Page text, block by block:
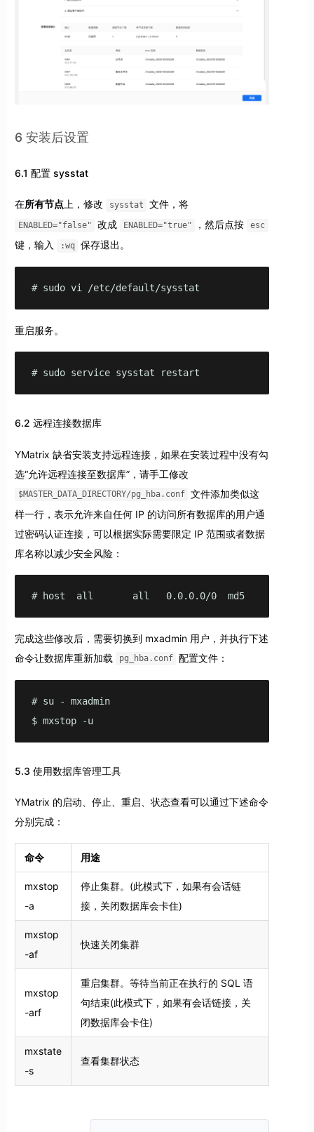
6 安装后设置
6.1 配置 sysstat
在所有节点上，修改 sysstat 文件，将
ENABLED="false" 改成 ENABLED="true" ，然后点按 esc
键，输入 :wq 保存退出。
# sudo vi /etc/default/sysstat
重启服务。
# sudo service sysstat restart
6.2 远程连接数据库
YMatrix 缺省安装支持远程连接，如果在安装过程中没有勾
选“允许远程连接至数据库”，请手工修改
$MASTER_DATA_DIRECTORY/pg_hba.conf
文件添加类似这
样一行，表示允许来自任何 IP 的访问所有数据库的用户通
过密码认证连接，可以根据实际需要限定 IP 范围或者数据
库名称以减少安全风险：
# host  all       all   0.0.0.0/0  md5
完成这些修改后，需要切换到 mxadmin 用户，并执行下述
命令让数据库重新加载
pg_hba.conf 配置文件：
# su - mxadmin
$ mxstop -u
5.3 使用数据库管理工具
YMatrix 的启动、停止、重启、状态查看可以通过下述命令
分别完成：
命令 用途
mxstop
-a
停止集群。(此模式下，如果有会话链
接，关闭数据库会卡住)
mxstop
-af
快速关闭集群
mxstop
-arf
重启集群。等待当前正在执行的 SQL 语
句结束(此模式下，如果有会话链接，关
闭数据库会卡住)
mxstate
-s
查看集群状态